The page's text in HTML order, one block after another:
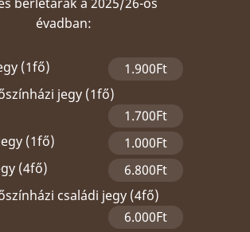
évadban:
(1fő)
1.900Ft
jegy (1fő)
1.700Ft
(1fő)
1.000Ft
(4fő)
6.800Ft
családi jegy (4fő)
6.000Ft